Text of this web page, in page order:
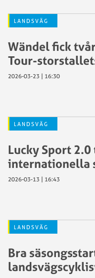
LANDSVÄG
Wändel fick
Tour-
2026-03-23 | 16:30
LANDSVÄG
Lucky Sport
internationella
2026-03-13 | 16:43
LANDSVÄG
Bra